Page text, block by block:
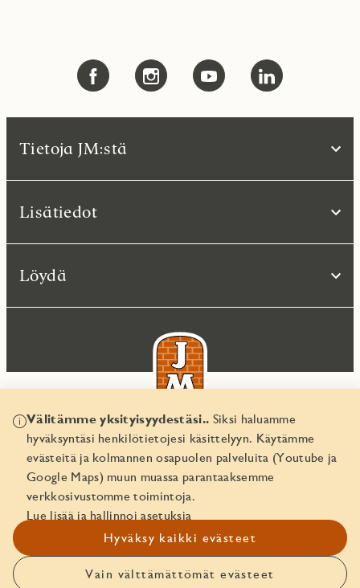
Ota yhteyttä!
Välitämme yksityisyydestäsi.. Siksi haluamme
hyväksyntäsi henkilötietojesi käsittelyyn. Käytämme
evästeitä ja kolmannen osapuolen palveluita (Youtube ja
Google Maps) muun muassa parantaaksemme
verkkosivustomme toimintoja.
Lue lisää ja hallinnoi asetuksia
Hyväksy kaikki evästeet
Vain välttämättömät evästeet
Tietoja JM:stä
Lisätiedot
Löydä
© JM Suomi OY 2026
Yritystunnus 1974161-8